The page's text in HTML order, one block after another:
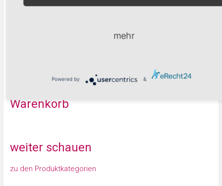
Warenkorb
weiter schauen
zu den Produktkategorien
mehr
Powered by &